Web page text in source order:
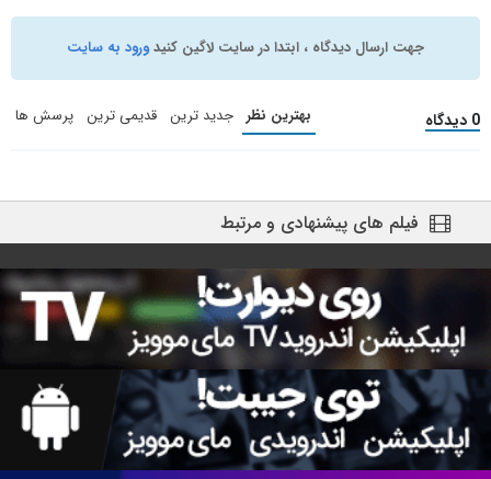
جهت ارسال دیدگاه ، ابتدا در سایت لاگین کنیدورود به سایت
0 دیدگاه بهترین نظر جدید ترین قدیمی ترین پرسش ها
فیلم های پیشنهادی و مرتبط